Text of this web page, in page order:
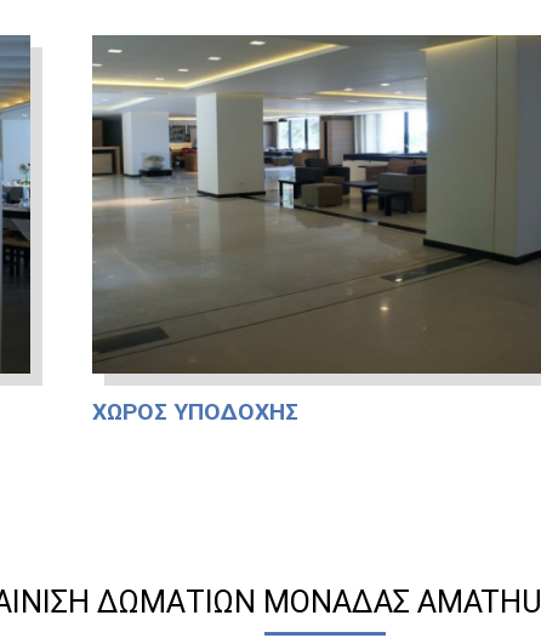
ΧΏΡΟΣ ΥΠΟΔΟΧΉΣ
ΔΩΜΑΤΊΩΝ ΜΟΝΆΔΑΣ